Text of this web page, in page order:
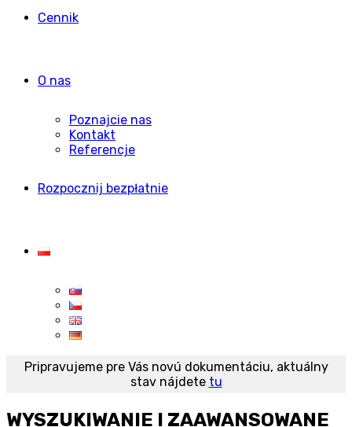
Cennik
O nas
Poznajcie nas
Kontakt
Referencje
Rozpocznij bezpłatnie
Pripravujeme pre Vás novú dokumentáciu, aktuálny
stav nájdete tu
WYSZUKIWANIE I ZAAWANSOWANE